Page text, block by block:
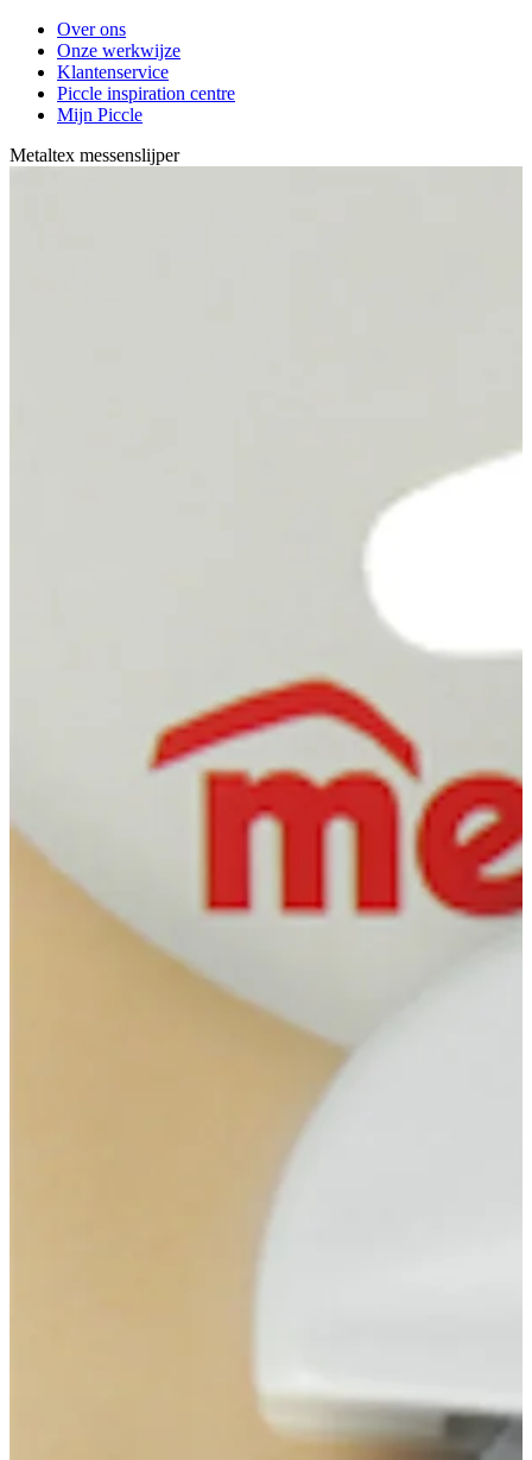
Over ons
Onze werkwijze
Klantenservice
Piccle inspiration centre
Mijn Piccle
Metaltex messenslijper